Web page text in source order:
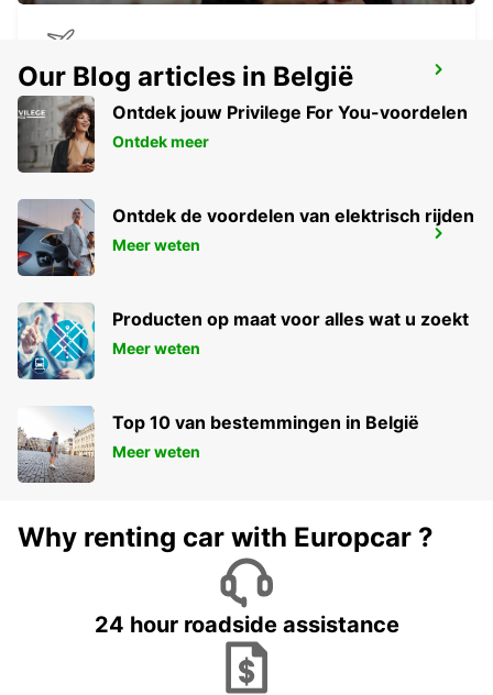
DAR ES SALAAM AIRPORT
DAR ES SALAAM - TANZANIA
LILONGWE INTERNATIONAL AIRPORT
LILONGWE - MALAWI
Our Blog articles in België
Ontdek jouw Privilege For You-voordelen
Ontdek meer
Ontdek de voordelen van elektrisch rijden
Meer weten
Producten op maat voor alles wat u zoekt
Meer weten
Top 10 van bestemmingen in België
Meer weten
Why renting car with Europcar ?
24 hour roadside assistance